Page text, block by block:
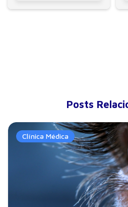
Posts
Clínica Médica